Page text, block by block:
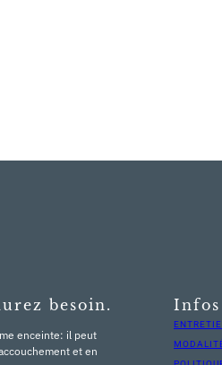
besoin.
enceinte: il peut
et en
Infos